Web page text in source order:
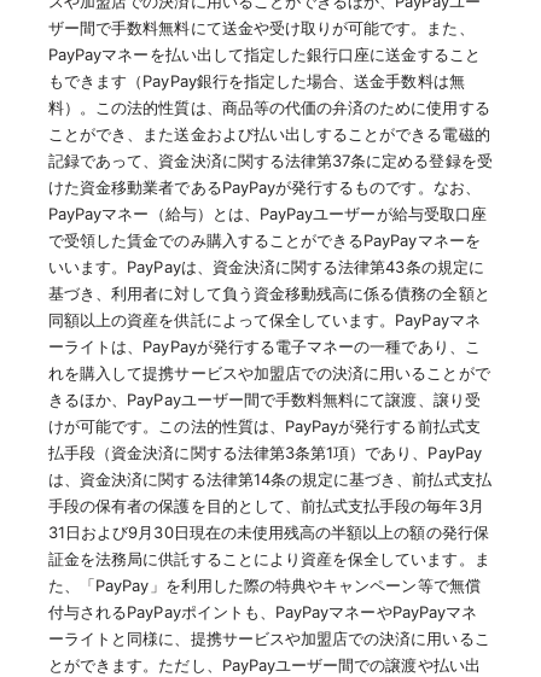
ザー間で手数料無料にて送金や受け取りが可能です。また、
PayPayマネーを払い出して指定した銀行口座に送金すること
もできます（PayPay銀行を指定した場合、送金手数料は無
料）。この法的性質は、商品等の代価の弁済のために使用する
ことができ、また送金および払い出しすることができる電磁的
記録であって、資金決済に関する法律第37条に定める登録を受
けた資金移動業者であるPayPayが発行するものです。なお、
PayPayマネー（給与）とは、PayPayユーザーが給与受取口座
で受領した賃金でのみ購入することができるPayPayマネーを
いいます。PayPayは、資金決済に関する法律第43条の規定に
基づき、利用者に対して負う資金移動残高に係る債務の全額と
同額以上の資産を供託によって保全しています。PayPayマネ
ーライトは、PayPayが発行する電子マネーの一種であり、こ
れを購入して提携サービスや加盟店での決済に用いることがで
きるほか、PayPayユーザー間で手数料無料にて譲渡、譲り受
けが可能です。この法的性質は、PayPayが発行する前払式支
払手段（資金決済に関する法律第3条第1項）であり、PayPay
は、資金決済に関する法律第14条の規定に基づき、前払式支払
手段の保有者の保護を目的として、前払式支払手段の毎年3月
31日および9月30日現在の未使用残高の半額以上の額の発行保
証金を法務局に供託することにより資産を保全しています。ま
た、「PayPay」を利用した際の特典やキャンペーン等で無償
付与されるPayPayポイントも、PayPayマネーやPayPayマネ
ーライトと同様に、提携サービスや加盟店での決済に用いるこ
とができます。ただし、PayPayユーザー間での譲渡や払い出